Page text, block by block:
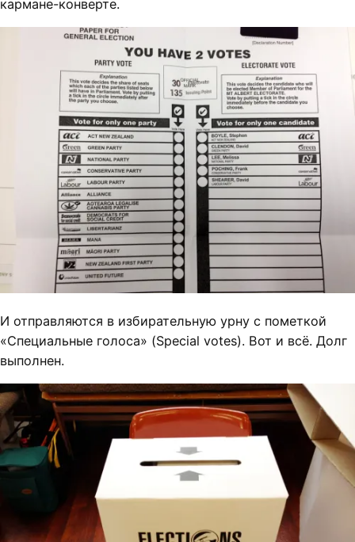
кармане-конверте.
И отправляются в избирательную урну с пометкой
«Специальные голоса» (Special votes). Вот и всё. Долг
выполнен.